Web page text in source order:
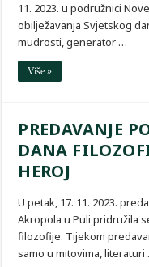
11. 2023. u podružnici
obilježavanja Svjetskog
mudrosti, generator …
Više »
PREDAVANJE
DANA
HEROJ
U petak, 17. 11. 2023.
Akropola u Puli pridružila
filozofije. Tijekom
samo u mitovima, literaturi